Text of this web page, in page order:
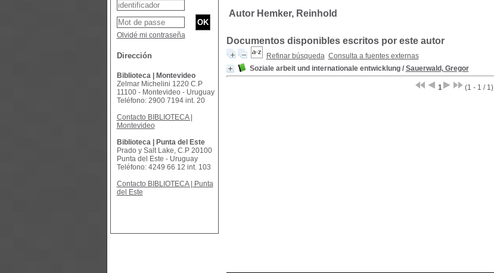
Autor Hemker, Reinhold
Documentos disponibles escritos por este autor
Refinar búsqueda Consulta a fuentes externas
Soziale arbeit und internationale entwicklung/ Sauerwald, Gregor
1 (1 - 1 / 1)
Olvidé mi contraseña
Dirección
Biblioteca | Montevideo
Zelmar Michelini 1220 C.P
11100 - Montevideo - Uruguay
Teléfono: 2900 7194 int. 20
Contacto BIBLIOTECA |
Montevideo
Biblioteca | Punta del Este
Prado y Salt Lake, C.P 20100
Punta del Este - Uruguay
Teléfono: 4249 66 12 int. 103
Contacto BIBLIOTECA | Punta
del Este